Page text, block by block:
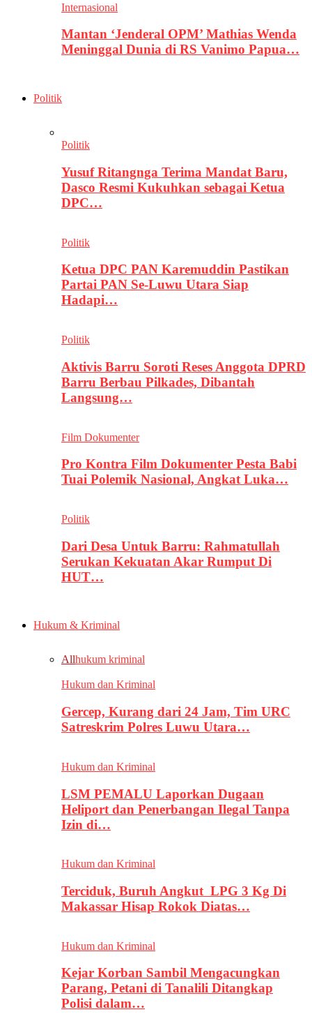
Internasional
Mantan ‘Jenderal OPM’ Mathias Wenda
Meninggal Dunia di RS Vanimo Papua…
Politik
Politik
Yusuf Ritangnga Terima Mandat Baru,
Dasco Resmi Kukuhkan sebagai Ketua
DPC…
Politik
Ketua DPC PAN Karemuddin Pastikan
Partai PAN Se-Luwu Utara Siap
Hadapi…
Politik
Aktivis Barru Soroti Reses Anggota DPRD
Barru Berbau Pilkades, Dibantah
Langsung…
Film Dokumenter
Pro Kontra Film Dokumenter Pesta Babi
Tuai Polemik Nasional, Angkat Luka…
Politik
Dari Desa Untuk Barru: Rahmatullah
Serukan Kekuatan Akar Rumput Di
HUT…
Hukum & Kriminal
Allhukum kriminal
Hukum dan Kriminal
Gercep, Kurang dari 24 Jam, Tim URC
Satreskrim Polres Luwu Utara…
Hukum dan Kriminal
LSM PEMALU Laporkan Dugaan
Heliport dan Penerbangan Ilegal Tanpa
Izin di…
Hukum dan Kriminal
Terciduk, Buruh Angkut LPG 3 Kg Di
Makassar Hisap Rokok Diatas…
Hukum dan Kriminal
Kejar Korban Sambil Mengacungkan
Parang, Petani di Tanalili Ditangkap
Polisi dalam…